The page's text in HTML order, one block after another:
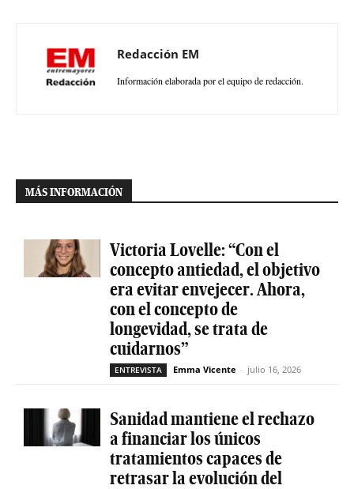
Redacción EM
Información elaborada por el equipo de redacción.
MÁS INFORMACIÓN
Victoria Lovelle: “Con el
concepto antiedad, el objetivo
era evitar envejecer. Ahora,
con el concepto de
longevidad, se trata de
cuidarnos”
ENTREVISTA Emma Vicente - julio 16, 2026
Sanidad mantiene el rechazo
a financiar los únicos
tratamientos capaces de
retrasar la evolución del